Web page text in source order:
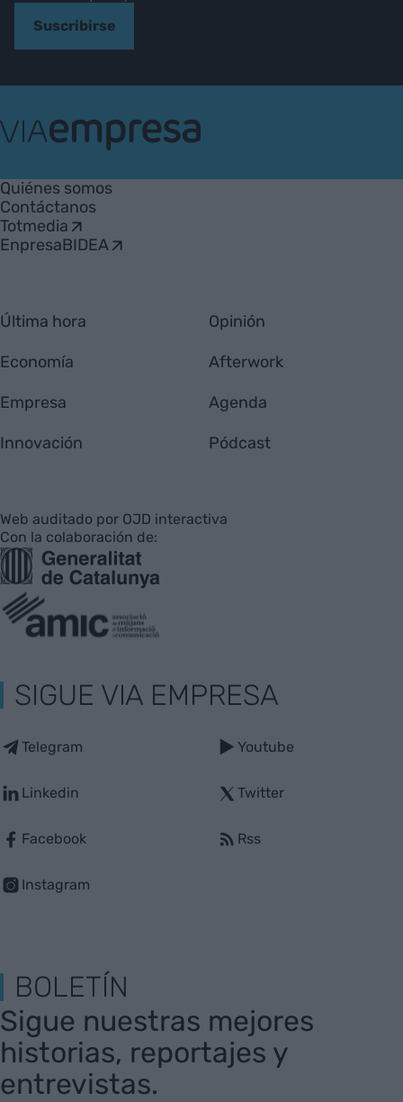
Suscribirse
Empresa
Quiénes somos
Contáctanos
Totmedia
EnpresaBIDEA
Última hora
Economía
Empresa
Innovación
Opinión
Afterwork
Agenda
Pódcast
Web auditado por OJD interactiva
Con la colaboración de:
SIGUE VIA EMPRESA
Telegram
Linkedin
Facebook
Instagram
Youtube
Twitter
Rss
BOLETÍN
Sigue nuestras mejores
historias, reportajes y
entrevistas.